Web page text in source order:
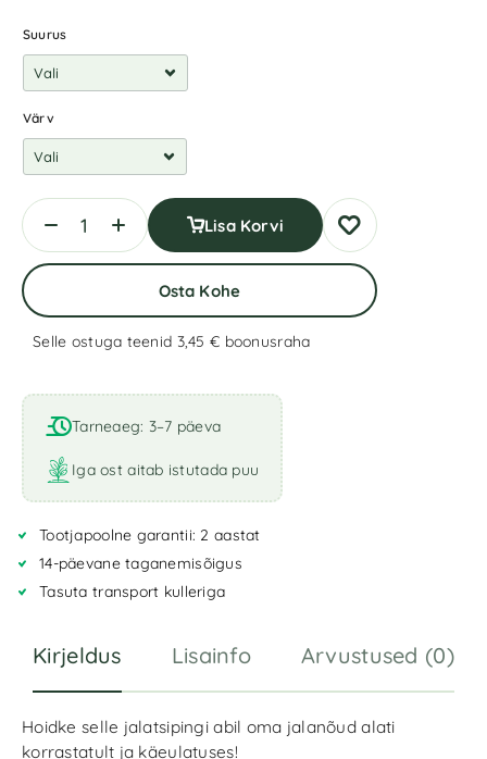
Suurus
Värv
Lisa Korvi
Osta Kohe
Selle ostuga teenid 3,45 € boonusraha
l
t
e
r
n
t
i
Tarneaeg: 3–7 päeva
Iga ost aitab istutada puu
Tootjapoolne garantii: 2 aastat
14-päevane taganemisõigus
Tasuta transport kulleriga
Kirjeldus Lisainfo Arvustused (0)
Hoidke selle jalatsipingi abil oma jalanõud alati
korrastatult ja käeulatuses!